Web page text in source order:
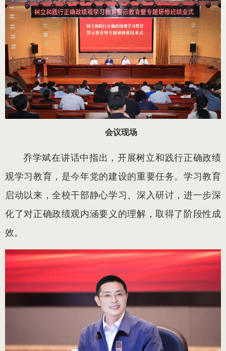
会议现场
乔学斌在讲话中指出，开展树立和践行正确政绩
观学习教育，是今年党的建设的重要任务。学习教育
启动以来，全校干部静心学习、深入研讨，进一步深
化了对正确政绩观内涵要义的理解，取得了阶段性成
效。